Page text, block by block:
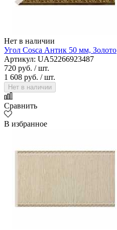
Нет в наличии
Угол Cosca Антик 50 мм, Золото
Артикул: UA52266923487
720 руб. / шт.
1 608 руб. / шт.
Нет в наличии
Сравнить
В избранное